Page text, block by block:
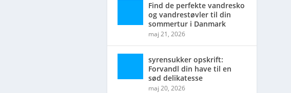
Find de perfekte vandresko
og vandrestøvler til din
sommertur i Danmark
maj 21, 2026
syrensukker opskrift:
Forvandl din have til en
sød delikatesse
maj 20, 2026